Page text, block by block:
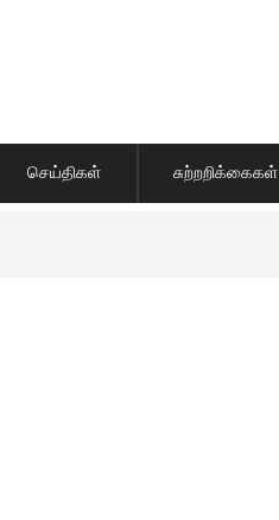
செய்திகள் சுற்றறிக்கைகள்